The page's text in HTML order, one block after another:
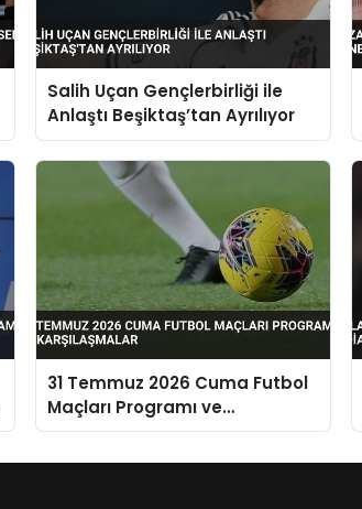
Salih Uçan Gençlerbirliği ile
Anlaştı Beşiktaş’tan Ayrılıyor
31 Temmuz 2026 Cuma Futbol
Maçları Programı ve
Karşılaşmalar